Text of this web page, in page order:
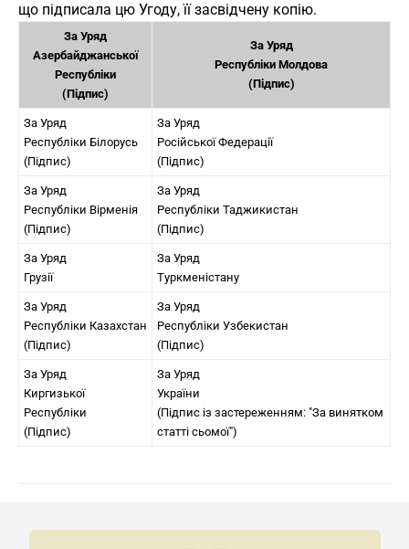
що підписала цю Угоду, її засвідчену копію.
За Уряд
Азербайджанської
Республіки
(Підпис)
За Уряд
Республіки Молдова
(Підпис)
За Уряд
Республіки Білорусь
(Підпис)
За Уряд
Російської Федерації
(Підпис)
За Уряд
Республіки Вірменія
(Підпис)
За Уряд
Республіки Таджикистан
(Підпис)
За Уряд
Грузії
За Уряд
Туркменістану
За Уряд
Республіки Казахстан
(Підпис)
За Уряд
Республіки Узбекистан
(Підпис)
За Уряд
Киргизької
Республіки
(Підпис)
За Уряд
України
(Підпис із застереженням: "За винятком
статті сьомої")